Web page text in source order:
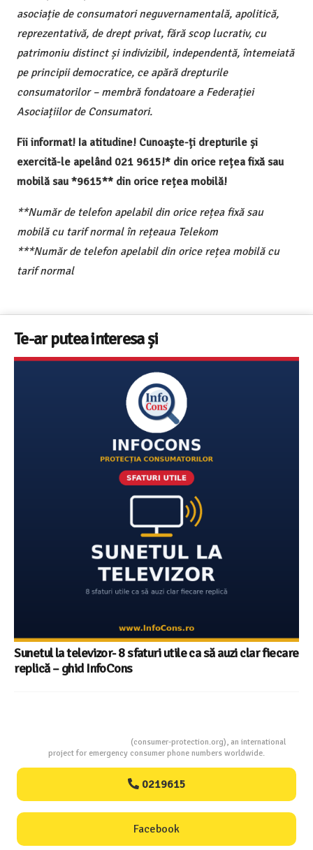
asociație de consumatori neguvernamentală, apolitică,
reprezentativă, de drept privat, fără scop lucrativ, cu
patrimoniu distinct și indivizibil, independentă, întemeiată
pe principii democratice, ce apără drepturile
consumatorilor – membră fondatoare a Federației
Asociațiilor de Consumatori.
Fii informat! Ia atitudine! Cunoaște-ți drepturile și
exercită-le apelând 021 9615!* din orice rețea fixă sau
mobilă sau *9615** din orice rețea mobilă!
**Număr de telefon apelabil din orice rețea fixă sau
mobilă cu tarif normal în rețeaua Telekom
***Număr de telefon apelabil din orice rețea mobilă cu
tarif normal
Te-ar putea interesa și
Televizoare Toshiba în România – gama de modele,
tehnologii și date statistice InfoCons
(consumer-protection.org), an international
project for emergency consumer phone numbers worldwide.
0219615
Facebook